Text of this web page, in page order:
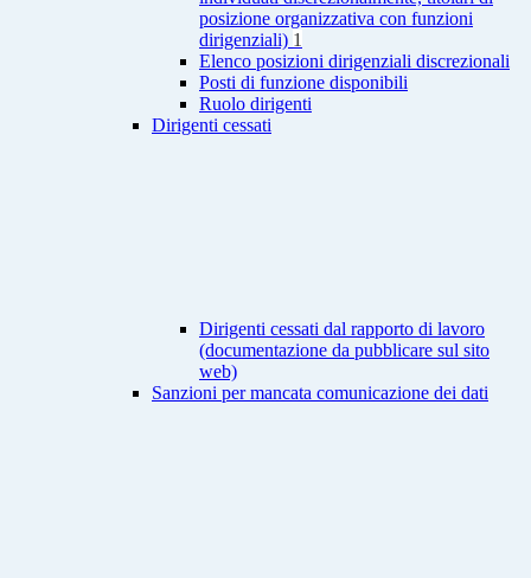
posizione organizzativa con funzioni
dirigenziali) 1
Elenco posizioni dirigenziali discrezionali
Posti di funzione disponibili
Ruolo dirigenti
Dirigenti cessati
Dirigenti cessati dal rapporto di lavoro
(documentazione da pubblicare sul sito
web)
Sanzioni per mancata comunicazione dei dati